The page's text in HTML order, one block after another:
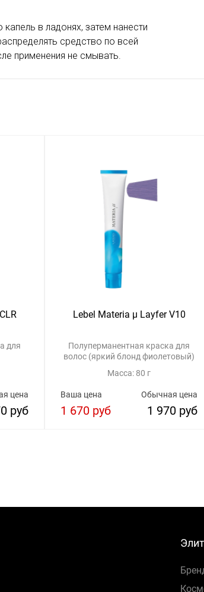
в ладонях, затем нанести
средство по всей
применения не смывать.
для
цена
руб
Lebel Materia μ Layfer V10
Полуперманентная краска для
волос (яркий блонд фиолетовый)
Масса: 80 г
Обычная цена
1 970 руб
Ваша цена
1 670 руб